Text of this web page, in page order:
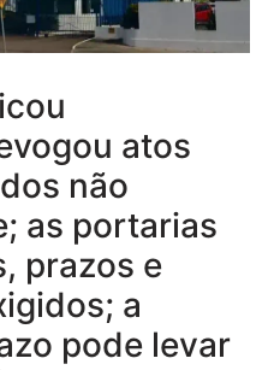
atos
não
as portarias
prazos e
a
pode levar